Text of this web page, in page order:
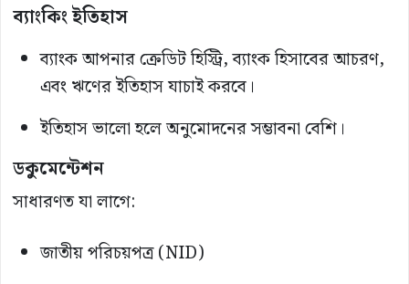
ব্যাংকিং ইতিহাস
ব্যাংক আপনার ক্রেডিট হিস্ট্রি, ব্যাংক হিসাবের আচরণ,
এবং ঋণের ইতিহাস যাচাই করবে।
ইতিহাস ভালো হলে অনুমোদনের সম্ভাবনা বেশি।
ডকুমেন্টেশন
সাধারণত যা লাগে:
জাতীয় পরিচয়পত্র (NID)